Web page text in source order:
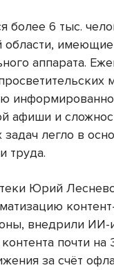
более 6 тыс.
аппарата.
афиши и
легло в
труда.
Юрий
внедрили ИИ-
почти на
за счёт